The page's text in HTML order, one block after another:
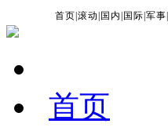
首页 |滚动 国内 国际 |军事
首页